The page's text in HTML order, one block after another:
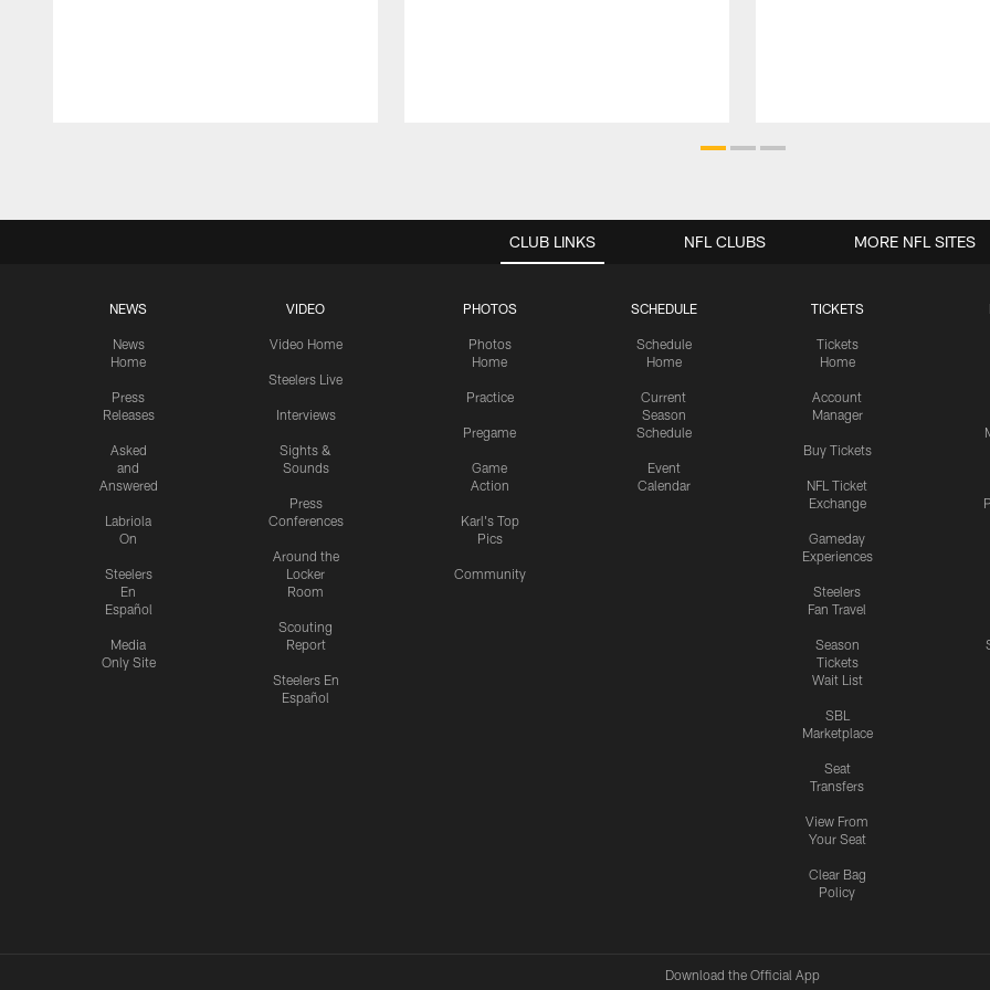
CLUB LINKS
NEWS
News
Home
Press
Releases
Asked
and
Answered
Labriola
On
Steelers
En
Español
Media
Only Site
VIDEO
Video Home
Steelers Live
Interviews
Sights &
Sounds
Press
Conferences
Around the
Locker
Room
Scouting
Report
Steelers En
Español
PHOTOS
Photos
Home
Practice
Pregame
Game
Action
Karl's Top
Pics
Community
SCHEDULE
Schedule
Home
Current
Season
Schedule
Event
Calendar
TICKETS
Tickets
Home
Account
Manager
Buy Tickets
NFL Ticket
Exchange
Gameday
Experiences
Steelers
Fan Travel
Season
Tickets
Wait List
SBL
Marketplace
Seat
Transfers
View From
Your Seat
Clear Bag
Policy
NFL CLUBS MORE NFL SITES
Download the Official App